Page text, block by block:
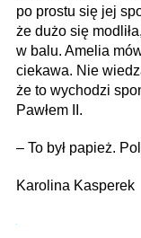
po prostu się jej
że dużo się
w balu. Amelia
ciekawa. Nie
że to wychodzi
Pawłem II.
– To był papież.
Karolina Kasperek